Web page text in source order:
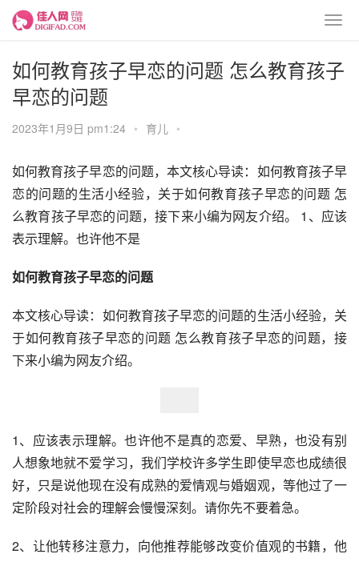
如何教育孩子早恋的问题 怎么教育孩子
早恋的问题
2023年1月9日 pm1:24 • 育儿 •
如何教育孩子早恋的问题，本文核心导读：如何教育孩子早
恋的问题的生活小经验，关于如何教育孩子早恋的问题 怎
么教育孩子早恋的问题，接下来小编为网友介绍。 1、应该
表示理解。也许他不是
如何教育孩子早恋的问题
本文核心导读：如何教育孩子早恋的问题的生活小经验，关
于如何教育孩子早恋的问题 怎么教育孩子早恋的问题，接
下来小编为网友介绍。
1、应该表示理解。也许他不是真的恋爱、早熟，也没有别
人想象地就不爱学习，我们学校许多学生即使早恋也成绩很
好，只是说他现在没有成熟的爱情观与婚姻观，等他过了一
定阶段对社会的理解会慢慢深刻。请你先不要着急。
2、让他转移注意力，向他推荐能够改变价值观的书籍，他